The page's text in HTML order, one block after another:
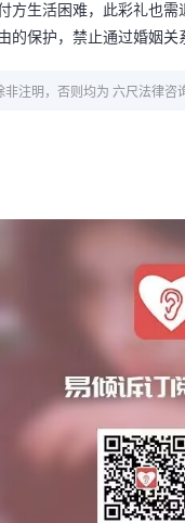
方生活困难，此彩礼也
的保护，禁止通过婚姻关
注明，否则均为 六尺法律咨